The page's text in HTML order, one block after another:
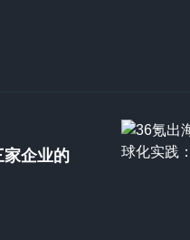
家企业的